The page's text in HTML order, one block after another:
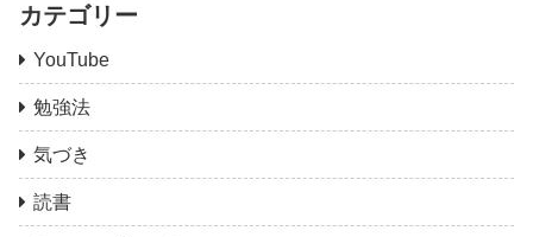
カテゴリー
YouTube
勉強法
気づき
読書